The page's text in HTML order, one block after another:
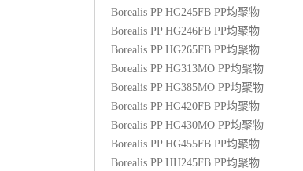
Borealis PP HG245FB PP均聚物
Borealis PP HG246FB PP均聚物
Borealis PP HG265FB PP均聚物
Borealis PP HG313MO PP均聚物
Borealis PP HG385MO PP均聚物
Borealis PP HG420FB PP均聚物
Borealis PP HG430MO PP均聚物
Borealis PP HG455FB PP均聚物
Borealis PP HH245FB PP均聚物